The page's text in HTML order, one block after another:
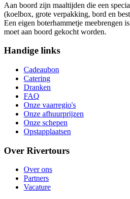
Aan boord zijn maaltijden die een
(koelbox, grote verpakking, bord en
Een eigen boterhammetje meebrengen
moet aan boord gekocht worden.
Handige links
Cadeaubon
Catering
Dranken
FAQ
Onze vaarregio's
Onze afhuurprijzen
Onze schepen
Opstapplaatsen
Over Rivertours
Over ons
Partners
Vacature